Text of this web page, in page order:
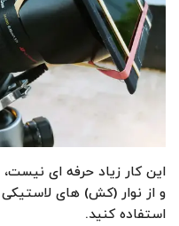
این کار زیاد حرفه ای نیست،
و از نوار (کش) های
استفاده کنید.